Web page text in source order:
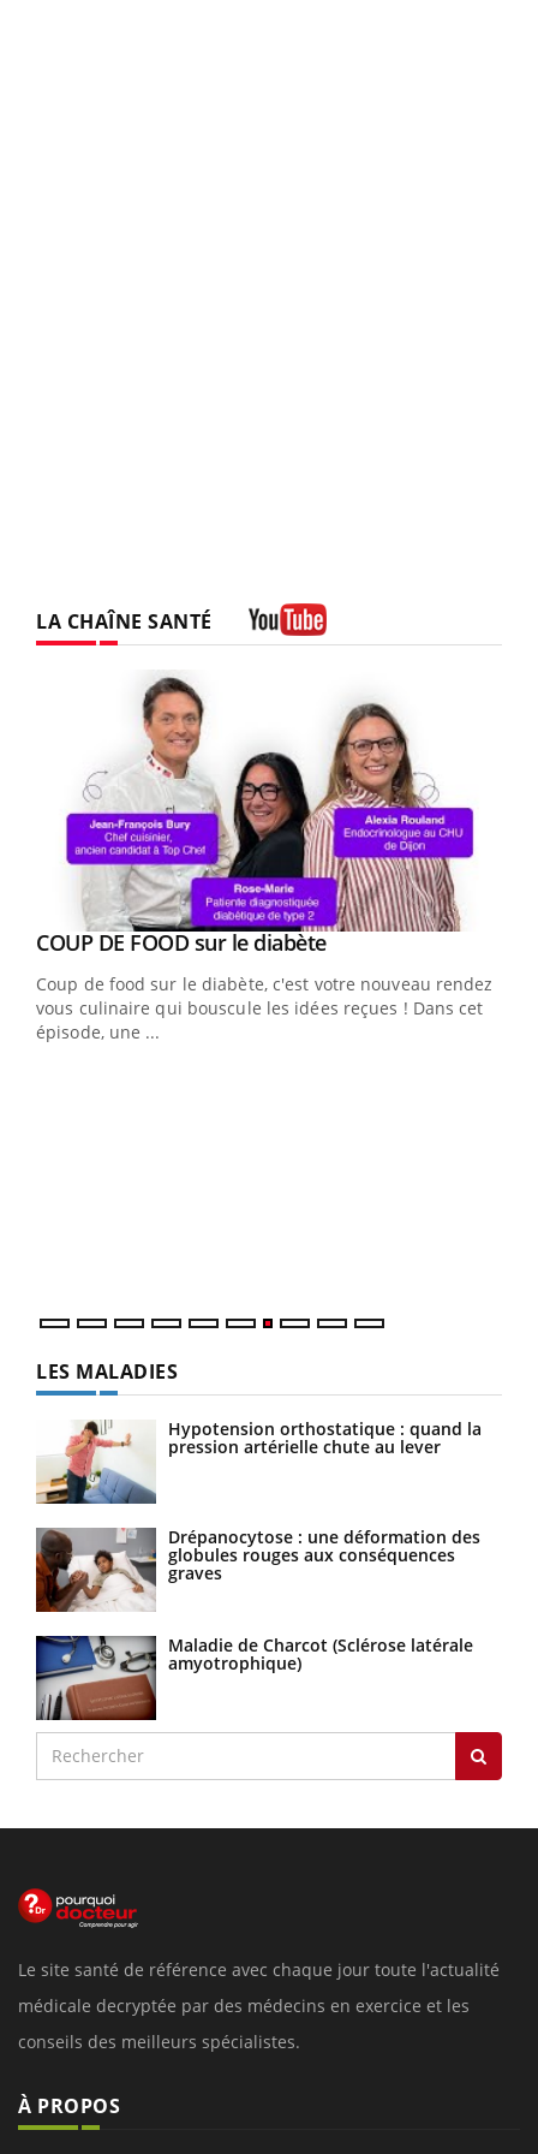
LA CHAÎNE SANTÉ
Youtube
COUP DE FOOD sur le diabèteYoutube
Coup de food sur le diabète, c'est votre nouveau rendez-
vous culinaire qui bouscule les idées reçues ! Dans cet
épisode, une ...
LES MALADIES
Hypotension orthostatique : quand la
pression artérielle chute au lever
Drépanocytose : une déformation des
globules rouges aux conséquences
graves
Maladie de Charcot (Sclérose latérale
amyotrophique)
Le site santé de référence avec chaque jour toute l'actualité
médicale decryptée par des médecins en exercice et les
conseils des meilleurs spécialistes.
À PROPOS